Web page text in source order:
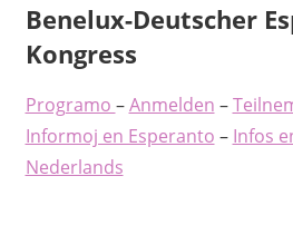
Benelux-Deutscher
Kongress
Programo –Anmelden –
Informoj en Esperanto – Infos
Nederlands